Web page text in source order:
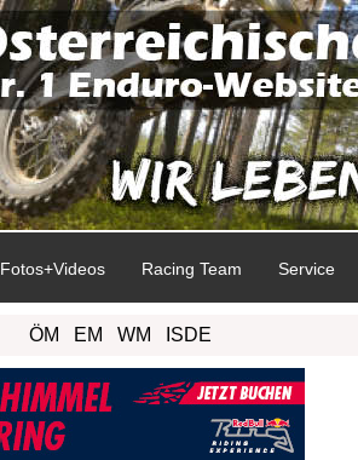
Fotos+Videos Racing Team Service
ÖM EM WM ISDE